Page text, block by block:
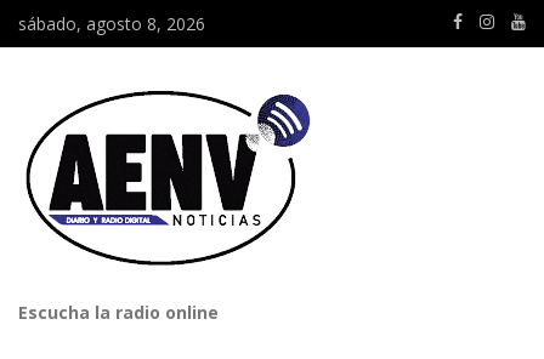
sábado, agosto 8, 2026
Escucha la radio online